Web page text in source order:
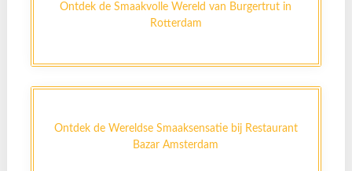
Ontdek de Smaakvolle Wereld van Burgertrut in
Rotterdam
Ontdek de Wereldse Smaaksensatie bij Restaurant
Bazar Amsterdam